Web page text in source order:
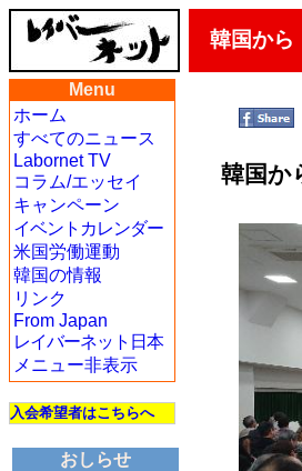
韓国から
Menu
ホーム
すべてのニュース
Labornet TV
コラム/エッセイ
キャンペーン
イベントカレンダー
米国労働運動
韓国の情報
リンク
From Japan
レイバーネット日本
メニュー非表示
入会希望者はこちらへ
おしらせ
韓国か